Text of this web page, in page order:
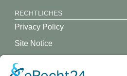
RECHTLICHES
Privacy Policy
Site Notice